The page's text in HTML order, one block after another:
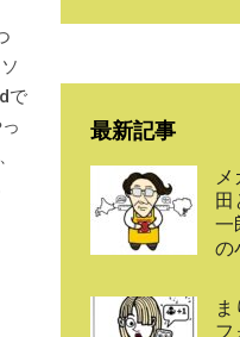
で
最新記事
田
一
の
フ